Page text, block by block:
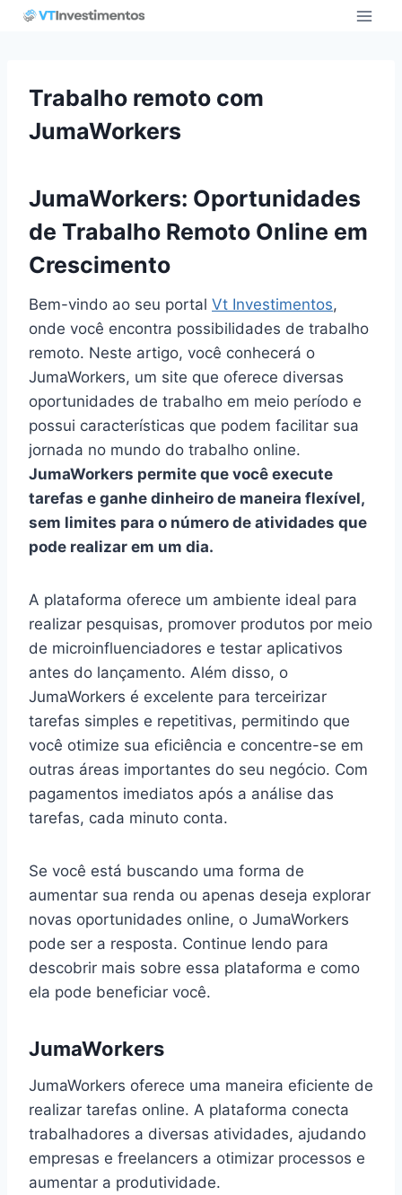
Pular
Trabalho remoto com
JumaWorkers
JumaWorkers: Oportunidades
de Trabalho Remoto Online em
Crescimento
Bem-vindo ao seu portal Vt Investimentos,
onde você encontra possibilidades de trabalho
remoto. Neste artigo, você conhecerá o
JumaWorkers, um site que oferece diversas
oportunidades de trabalho em meio período e
possui características que podem facilitar sua
jornada no mundo do trabalho online.
JumaWorkers permite que você execute
tarefas e ganhe dinheiro de maneira flexível,
sem limites para o número de atividades que
pode realizar em um dia.
A plataforma oferece um ambiente ideal para
realizar pesquisas, promover produtos por meio
de microinfluenciadores e testar aplicativos
antes do lançamento. Além disso, o
JumaWorkers é excelente para terceirizar
tarefas simples e repetitivas, permitindo que
você otimize sua eficiência e concentre-se em
outras áreas importantes do seu negócio. Com
pagamentos imediatos após a análise das
tarefas, cada minuto conta.
Se você está buscando uma forma de
aumentar sua renda ou apenas deseja explorar
novas oportunidades online, o JumaWorkers
pode ser a resposta. Continue lendo para
descobrir mais sobre essa plataforma e como
ela pode beneficiar você.
JumaWorkers
JumaWorkers oferece uma maneira eficiente de
realizar tarefas online. A plataforma conecta
trabalhadores a diversas atividades, ajudando
empresas e freelancers a otimizar processos e
aumentar a produtividade.